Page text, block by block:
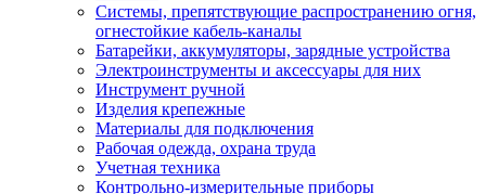
Системы, препятствующие распространению огня,
огнестойкие кабель-каналы
Батарейки, аккумуляторы, зарядные устройства
Электроинструменты и аксессуары для них
Инструмент ручной
Изделия крепежные
Материалы для подключения
Рабочая одежда, охрана труда
Учетная техника
Контрольно-измерительные приборы